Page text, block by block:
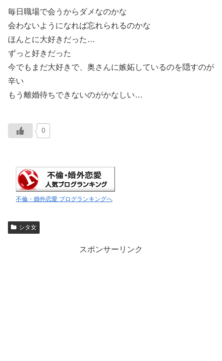
毎日職場で会うからダメなのかな
会わないようになれば忘れられるのかな
ほんとに大好きだった…
ずっと好きだった
今でもまだ大好きで、奥さんに嫉妬しているのを隠すのが
辛い
もう離婚待ちできないのがかなしい…
0
不倫・婚外恋愛 ブログランキングへ
シタ女
スポンサーリンク